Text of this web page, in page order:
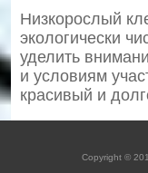
Низкорослый
экологически
уделить
и условиям
красивый и
Copyright ©